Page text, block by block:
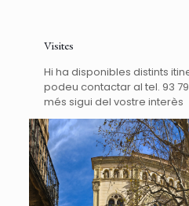
Visites
Hi ha disponibles distints
podeu contactar al tel. 93
més sigui del vostre interès